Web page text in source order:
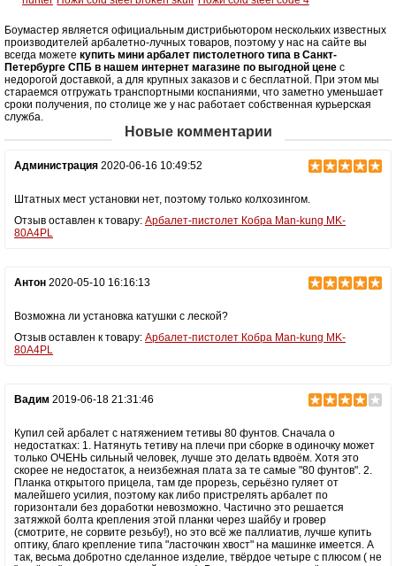
Боумастер является официальным дистрибьютором нескольких известных
производителей арбалетно-лучных товаров, поэтому у нас на сайте вы
всегда можете купить мини арбалет пистолетного типа в Санкт-
Петербурге СПБ в нашем интернет магазине по выгодной цене с
недорогой доставкой, а для крупных заказов и с бесплатной. При этом мы
стараемся отгружать транспортными коспаниями, что заметно уменьшает
сроки получения, по столице же у нас работает собственная курьерская
служба.
Новые комментарии
Администрация 2020-06-16 10:49:52
Штатных мест установки нет, поэтому только колхозингом.
Отзыв оставлен к товару: Арбалет-пистолет Кобра Man-kung MK-
80A4PL
Антон 2020-05-10 16:16:13
Возможна ли установка катушки с леской?
Отзыв оставлен к товару: Арбалет-пистолет Кобра Man-kung MK-
80A4PL
Вадим 2019-06-18 21:31:46
Купил сей арбалет с натяжением тетивы 80 фунтов. Сначала о
недостатках: 1. Натянуть тетиву на плечи при сборке в одиночку может
только ОЧЕНЬ сильный человек, лучше это делать вдвоём. Хотя это
скорее не недостаток, а неизбежная плата за те самые "80 фунтов". 2.
Планка открытого прицела, там где прорезь, серьёзно гуляет от
малейшего усилия, поэтому как либо пристрелять арбалет по
горизонтали без доработки невозможно. Частично это решается
затяжкой болта крепления этой планки через шайбу и гровер
(смотрите, не сорвите резьбу!), но это всё же паллиатив, лучше купить
оптику, благо крепление типа "ласточкин хвост" на машинке имеется. А
так, весьма добротно сделанное изделие, твёрдое четыре с плюсом ( не